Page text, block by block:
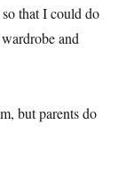
that I could do
and
but parents do